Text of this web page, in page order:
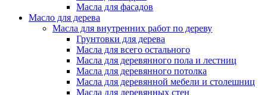
Масла для фасадов
Масло для дерева
Масла для внутренних работ по дереву
Грунтовки для дерева
Масла для всего остального
Масла для деревянного пола и лестниц
Масла для деревянного потолка
Масла для деревянной мебели и столешниц
Масла для деревянных стен